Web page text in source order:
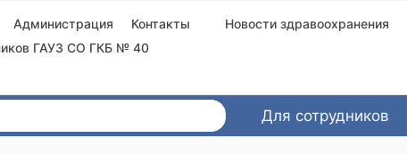
Администрация
Контакты
ГАУЗ СО ГКБ № 40
Новости здравоохранения
Для сотрудников